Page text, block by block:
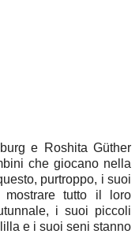
e Roshita Güther
che giocano nella
purtroppo, i suoi
mostrare tutto il loro
i suoi piccoli
e i suoi seni stanno